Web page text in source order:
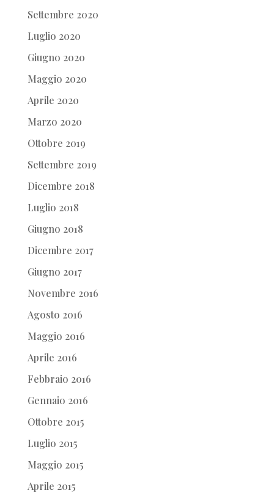
Settembre 2020
Luglio 2020
Giugno 2020
Maggio 2020
Aprile 2020
Marzo 2020
Ottobre 2019
Settembre 2019
Dicembre 2018
Luglio 2018
Giugno 2018
Dicembre 2017
Giugno 2017
Novembre 2016
Agosto 2016
Maggio 2016
Aprile 2016
Febbraio 2016
Gennaio 2016
Ottobre 2015
Luglio 2015
Maggio 2015
Aprile 2015